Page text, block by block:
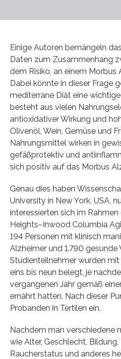
Einige Autoren bemängeln
Daten zum Zusammenhang
dem Risiko, an einem Morbus
Dabei könnte in dieser Frage
mediterrane Diät eine
besteht aus vielen
antioxidativer Wirkung und
Olivenöl, Wein, Gemüse und
Nahrungsmittel wirken in
gefäßprotektiv und
sich positiv auf das Morbus
Genau dies haben
University in New York, USA,
interessierten sich im Rahmen
Heights–Inwood Columbia
194 Personen mit klinisch
Alzheimer und 1.790 gesunde
Studienteilnehmer wurden
eins bis neun belegt, je
vergangenen Jahr gemäß
ernährt hatten. Nach dieser
Probanden in Tertilen ein.
Nachdem man verschiedene
wie Alter, Geschlecht,
Raucherstatus und anderes